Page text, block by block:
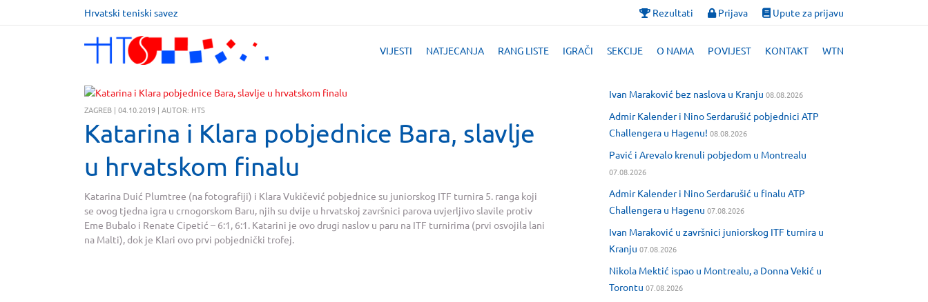
Hrvatski teniski savez Rezultati Prijava Upute za prijavu
VIJESTI NATJECANJA RANG LISTE IGRAČI SEKCIJE O NAMA POVIJEST KONTAKT WTN
ZAGREB | 04.10.2019 | AUTOR: HTS
Katarina i Klara pobjednice Bara, slavlje
u hrvatskom finalu
Katarina Duić Plumtree (na fotografiji) i Klara Vukičević pobjednice su juniorskog ITF turnira 5. ranga koji
se ovog tjedna igra u crnogorskom Baru, njih su dvije u hrvatskoj završnici parova uvjerljivo slavile protiv
Eme Bubalo i Renate Cipetić – 6:1, 6:1. Katarini je ovo drugi naslov u paru na ITF turnirima (prvi osvojila lani
na Malti), dok je Klari ovo prvi pobjednički trofej.
Ivan Maraković bez naslova u Kranju 08.08.2026
Admir Kalender i Nino Serdarušić pobjednici ATP
Challengera u Hagenu! 08.08.2026
Pavić i Arevalo krenuli pobjedom u Montrealu
07.08.2026
Admir Kalender i Nino Serdarušić u finalu ATP
Challengera u Hagenu 07.08.2026
Ivan Maraković u završnici juniorskog ITF turnira u
Kranju 07.08.2026
Nikola Mektić ispao u Montrealu, a Donna Vekić u
Torontu 07.08.2026